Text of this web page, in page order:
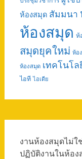
ห้องสมุด สัมมนา
ห้องสมุด ห้
สมุดยุคใหม่ ห้อ
ห้องสมุด เทคโนโล
ไอที ไอเดีย
งานห้องสมุดไม่ใ
ปฏิบัติงานในห้อง